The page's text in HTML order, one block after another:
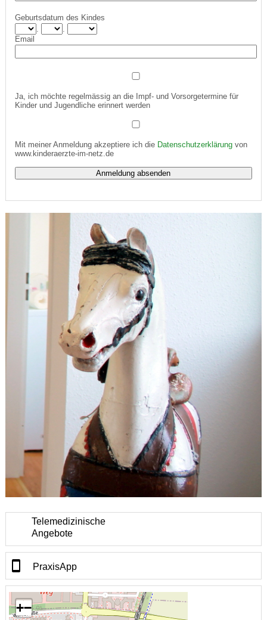
Geburtsdatum des Kindes
Email
Ja, ich möchte regelmässig an die Impf- und Vorsorgetermine für
Kinder und Jugendliche erinnert werden
Mit meiner Anmeldung akzeptiere ich die Datenschutzerklärungvon
www.kinderaerzte-im-netz.de
Telemedizinische
Angebote
PraxisApp
+−